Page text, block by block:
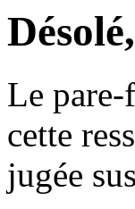
Le pare-
cette
jugée